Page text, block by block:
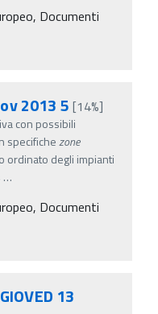
Documenti
2013 5 [14%]
con possibili
specifichezone
ordinato degli impianti
…
Documenti
13